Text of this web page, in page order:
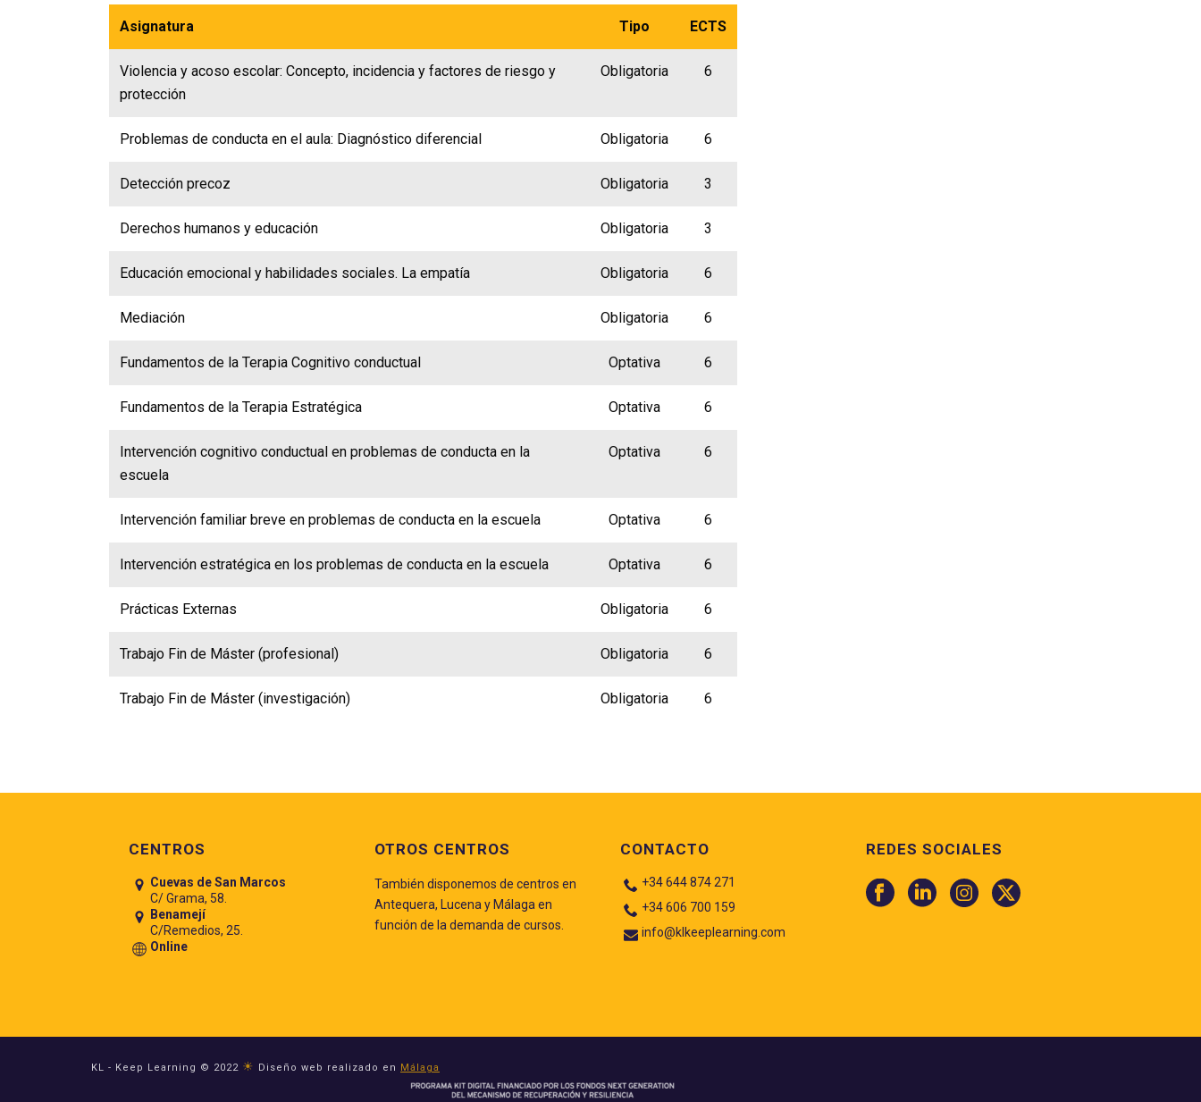
Asignatura Tipo ECTS
Violencia y acoso escolar: Concepto, incidencia y factores de riesgo y
protección
Obligatoria 6
Problemas de conducta en el aula: Diagnóstico diferencial Obligatoria 6
Detección precoz Obligatoria 3
Derechos humanos y educación Obligatoria 3
Educación emocional y habilidades sociales. La empatía Obligatoria 6
Mediación Obligatoria 6
Fundamentos de la Terapia Cognitivo conductual Optativa 6
Fundamentos de la Terapia Estratégica Optativa 6
Intervención cognitivo conductual en problemas de conducta en la
escuela
Optativa 6
Intervención familiar breve en problemas de conducta en la escuela Optativa 6
Intervención estratégica en los problemas de conducta en la escuela Optativa 6
Prácticas Externas Obligatoria 6
Trabajo Fin de Máster (profesional) Obligatoria 6
Trabajo Fin de Máster (investigación) Obligatoria 6
CENTROS
Cuevas de San Marcos
C/ Grama, 58.
Benamejí
C/Remedios, 25.
Online
OTROS CENTROS
También disponemos de centros en
Antequera, Lucena y Málaga en
función de la demanda de cursos.
CONTACTO
+34 644 874 271
+34 606 700 159
info@klkeeplearning.com
REDES SOCIALES
KL - Keep Learning © 2022 ☀ Diseño web realizado en Málaga